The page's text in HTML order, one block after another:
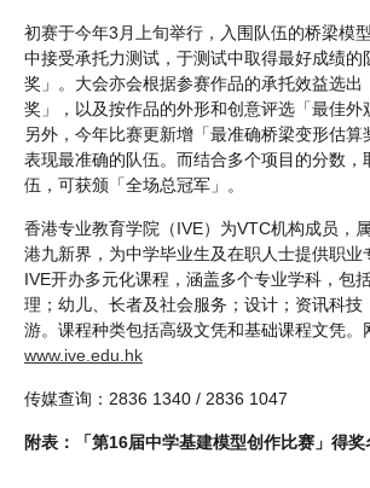
初赛于今年3月上旬举行，入围队伍的桥梁模
中接受承托力测试，于测试中取得最好成绩的
奖」。大会亦会根据参赛作品的承托效益选出
奖」，以及按作品的外形和创意评选「最佳外
另外，今年比赛更新增「最准确桥梁变形估算
表现最准确的队伍。而结合多个项目的分数，
伍，可获颁「全场总冠军」。
香港专业教育学院（IVE）为VTC机构成员，
港九新界，为中学毕业生及在职人士提供职业
IVE开办多元化课程，涵盖多个专业学科，包
理；幼儿、长者及社会服务；设计；资讯科技
游。课程种类包括高级文凭和基础课程文凭。
www.ive.edu.hk
传媒查询：2836 1340 / 2836 1047
附表：「第16届中学基建模型创作比赛」得奖